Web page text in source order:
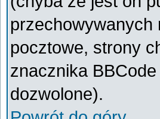
pocztowe, strony
znacznika
dozwolone).